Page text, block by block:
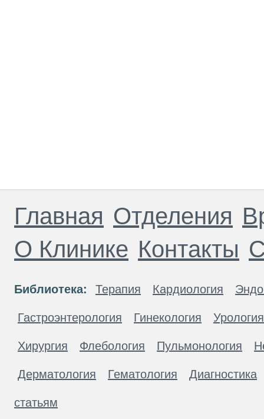
Главная Отделения
О Клинике Контакты
Библиотека: Терапия Кардиология
Гастроэнтерология Гинекология Урология
Хирургия Флебология Пульмонология
Дерматология Гематология Диагностика
статьям